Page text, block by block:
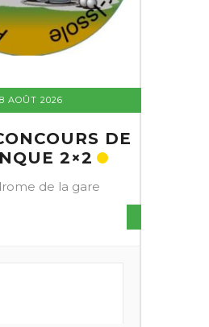
AOÛT 2026
DE
2×2
de la gare